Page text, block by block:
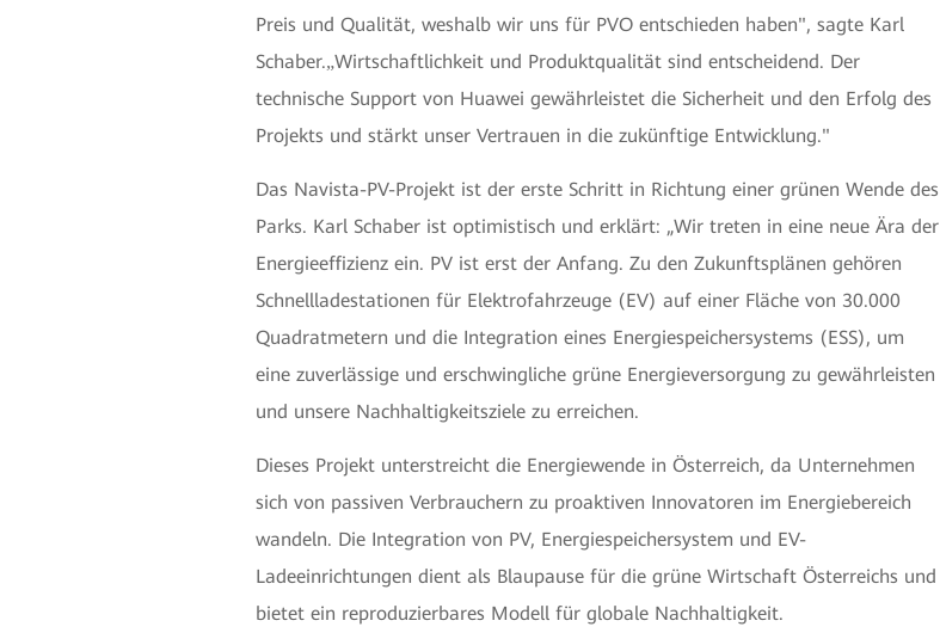
Preis und Qualität, weshalb wir uns für PVO entschieden haben", sagte Karl
Schaber.„Wirtschaftlichkeit und Produktqualität sind entscheidend. Der
technische Support von Huawei gewährleistet die Sicherheit und den Erfolg des
Projekts und stärkt unser Vertrauen in die zukünftige Entwicklung."
Das Navista-PV-Projekt ist der erste Schritt in Richtung einer grünen Wende des
Parks. Karl Schaber ist optimistisch und erklärt: „Wir treten in eine neue Ära der
Energieeffizienz ein. PV ist erst der Anfang. Zu den Zukunftsplänen gehören
Schnellladestationen für Elektrofahrzeuge (EV) auf einer Fläche von 30.000
Quadratmetern und die Integration eines Energiespeichersystems (ESS), um
eine zuverlässige und erschwingliche grüne Energieversorgung zu gewährleisten
und unsere Nachhaltigkeitsziele zu erreichen.
Dieses Projekt unterstreicht die Energiewende in Österreich, da Unternehmen
sich von passiven Verbrauchern zu proaktiven Innovatoren im Energiebereich
wandeln. Die Integration von PV, Energiespeichersystem und EV-
Ladeeinrichtungen dient als Blaupause für die grüne Wirtschaft Österreichs und
bietet ein reproduzierbares Modell für globale Nachhaltigkeit.